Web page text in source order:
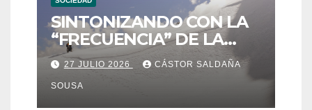
SINTONIZANDO CON LA
“FRECUENCIA” DE LA
ESTRELLA DE LA NIEVE:
QOYLLUR´RITTI
27 JULIO 2026 CÁSTOR SALDAÑA
SOUSA